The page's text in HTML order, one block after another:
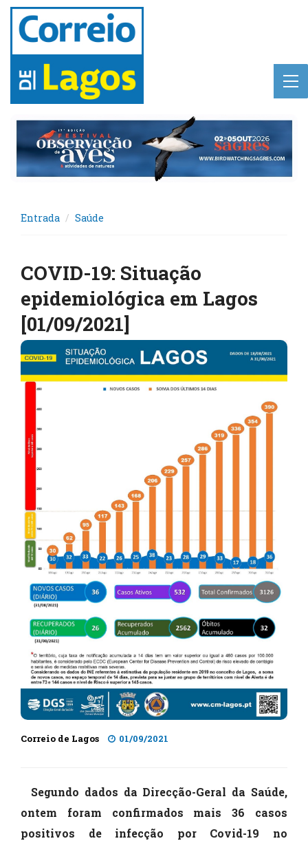
Entrada Saúde
COVID-19: Situação
epidemiológica em Lagos
[01/09/2021]
Correio de Lagos 01/09/2021
Segundo dados da Direcção-Geral da Saúde,
ontem foram confirmados mais 36 casos
positivos de infecção por Covid-19 no